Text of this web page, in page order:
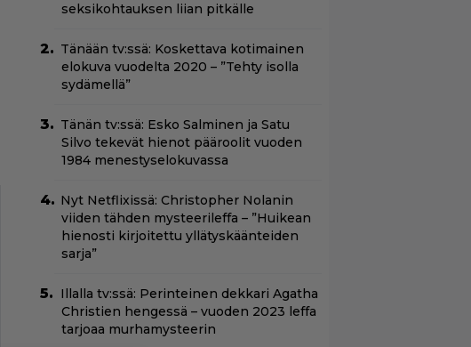
seksikohtauksen liian pitkälle
Tänään tv:ssä: Koskettava kotimainen
elokuva vuodelta 2020 – ”Tehty isolla
sydämellä”
Tänän tv:ssä: Esko Salminen ja Satu
Silvo tekevät hienot pääroolit vuoden
1984 menestyselokuvassa
Nyt Netflixissä: Christopher Nolanin
viiden tähden mysteerileffa – ”Huikean
hienosti kirjoitettu yllätyskäänteiden
sarja”
Illalla tv:ssä: Perinteinen dekkari Agatha
Christien hengessä – vuoden 2023 leffa
tarjoaa murhamysteerin